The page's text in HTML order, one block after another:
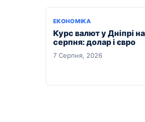
ЕКОНОМІКА
Курс валют у Дніпрі
серпня: долар і євро
7 Серпня, 2026